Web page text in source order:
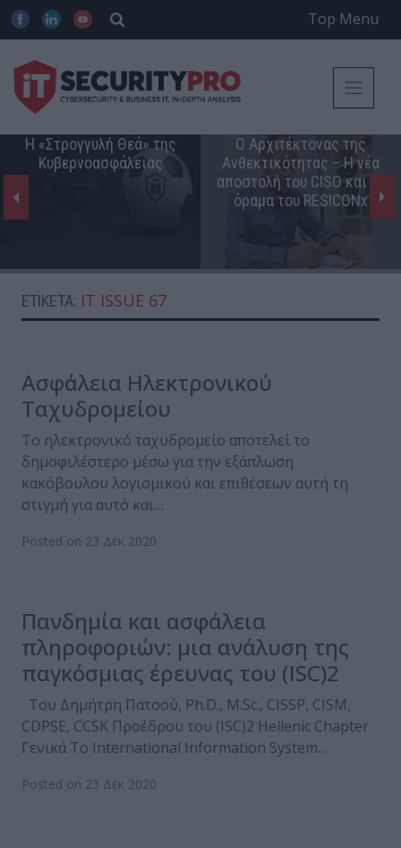
Top Menu
Η «Στρογγυλή Θεά» της
Κυβερνοασφάλειας
Ο Αρχιτέκτονας της
Ανθεκτικότητας – Η νέα
αποστολή του CISO και το
όραμα του RESICONx
ΕΤΙΚΈΤΑ: IT ISSUE 67
Ασφάλεια Ηλεκτρονικού
Ταχυδρομείου
Το ηλεκτρονικό ταχυδρομείο αποτελεί το
δημοφιλέστερο μέσω για την εξάπλωση
κακόβουλου λογισμικού και επιθέσεων αυτή τη
στιγμή για αυτό και…
Posted on 23 Δεκ 2020
Πανδημία και ασφάλεια
πληροφοριών: μια ανάλυση της
παγκόσμιας έρευνας του (ISC)2
Του Δημήτρη Πατσού, Ph.D., M.Sc., CISSP, CISM,
CDPSE, CCSK Προέδρου του (ISC)2 Hellenic Chapter
Γενικά Το International Information System…
Posted on 23 Δεκ 2020